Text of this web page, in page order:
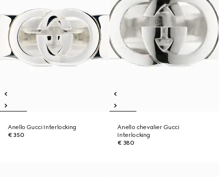
Anello Gucci Interlocking
€ 350
Anello chevalier Gucci
Interlocking
€ 380